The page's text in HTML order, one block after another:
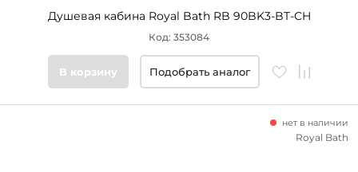
Душевая кабина Royal Bath RB 90BK3-BT-CH
Код: 353084
В корзину Подобрать аналог
нет в наличии
Royal Bath